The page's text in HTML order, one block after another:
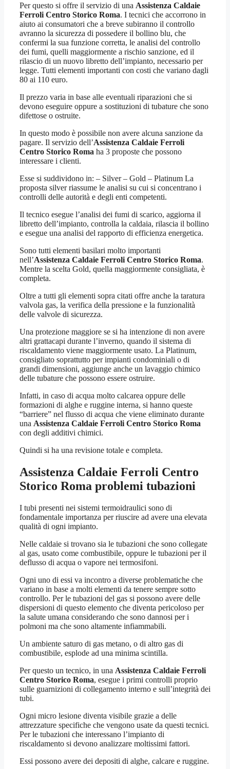
Per questo si offre il servizio di una Assistenza Caldaie
Ferroli Centro Storico Roma. I tecnici che accorrono in
aiuto ai consumatori che a breve subiranno il controllo
avranno la sicurezza di possedere il bollino blu, che
confermi la sua funzione corretta, le analisi del controllo
dei fumi, quelli maggiormente a rischio sanzione, ed il
rilascio di un nuovo libretto dell’impianto, necessario per
legge. Tutti elementi importanti con costi che variano dagli
80 ai 110 euro.
Il prezzo varia in base alle eventuali riparazioni che si
devono eseguire oppure a sostituzioni di tubature che sono
difettose o ostruite.
In questo modo è possibile non avere alcuna sanzione da
pagare. Il servizio dell’Assistenza Caldaie Ferroli
Centro Storico Roma ha 3 proposte che possono
interessare i clienti.
Esse si suddividono in: – Silver – Gold – Platinum La
proposta silver riassume le analisi su cui si concentrano i
controlli delle autorità e degli enti competenti.
Il tecnico esegue l’analisi dei fumi di scarico, aggiorna il
libretto dell’impianto, controlla la caldaia, rilascia il bollino
e esegue una analisi del rapporto di efficienza energetica.
Sono tutti elementi basilari molto importanti
nell’Assistenza Caldaie Ferroli Centro Storico Roma.
Mentre la scelta Gold, quella maggiormente consigliata, è
completa.
Oltre a tutti gli elementi sopra citati offre anche la taratura
valvola gas, la verifica della pressione e la funzionalità
delle valvole di sicurezza.
Una protezione maggiore se si ha intenzione di non avere
altri grattacapi durante l’inverno, quando il sistema di
riscaldamento viene maggiormente usato. La Platinum,
consigliato soprattutto per impianti condominiali o di
grandi dimensioni, aggiunge anche un lavaggio chimico
delle tubature che possono essere ostruire.
Infatti, in caso di acqua molto calcarea oppure delle
formazioni di alghe e ruggine interna, si hanno queste
“barriere” nel flusso di acqua che viene eliminato durante
una Assistenza Caldaie Ferroli Centro Storico Roma
con degli additivi chimici.
Quindi si ha una revisione totale e completa.
Assistenza Caldaie Ferroli Centro
Storico Roma problemi tubazioni
I tubi presenti nei sistemi termoidraulici sono di
fondamentale importanza per riuscire ad avere una elevata
qualità di ogni impianto.
Nelle caldaie si trovano sia le tubazioni che sono collegate
al gas, usato come combustibile, oppure le tubazioni per il
deflusso di acqua o vapore nei termosifoni.
Ogni uno di essi va incontro a diverse problematiche che
variano in base a molti elementi da tenere sempre sotto
controllo. Per le tubazioni del gas si possono avere delle
dispersioni di questo elemento che diventa pericoloso per
la salute umana considerando che sono dannosi per i
polmoni ma che sono altamente infiammabili.
Un ambiente saturo di gas metano, o di altro gas di
combustibile, esplode ad una minima scintilla.
Per questo un tecnico, in una Assistenza Caldaie Ferroli
Centro Storico Roma, esegue i primi controlli proprio
sulle guarnizioni di collegamento interno e sull’integrità dei
tubi.
Ogni micro lesione diventa visibile grazie a delle
attrezzature specifiche che vengono usate da questi tecnici.
Per le tubazioni che interessano l’impianto di
riscaldamento si devono analizzare moltissimi fattori.
Essi possono avere dei depositi di alghe, calcare e ruggine.